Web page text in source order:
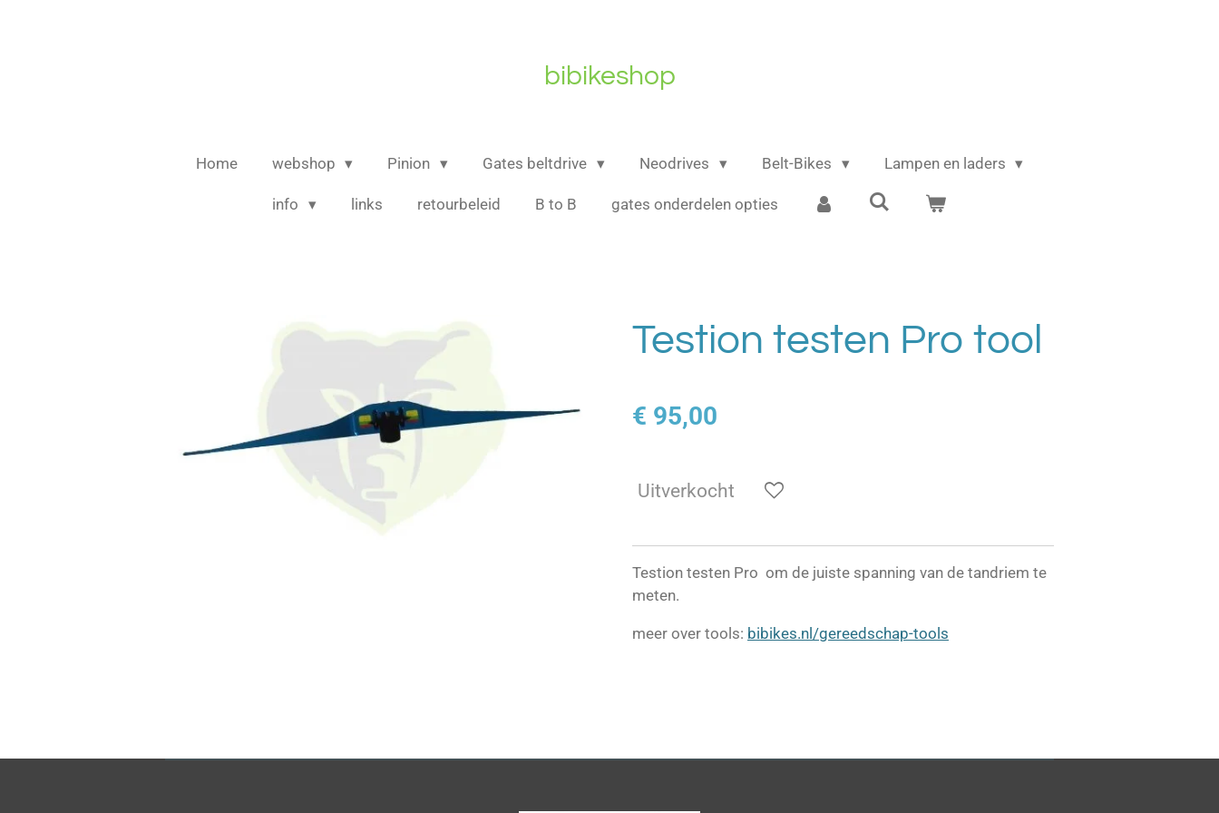
bibikeshop
Home webshop Pinion Gates beltdrive Neodrives Belt-Bikes Lampen en laders
info links retourbeleid B to B gates onderdelen opties
Testion testen Pro tool
€ 95,00
Uitverkocht
Testion testen Pro om de juiste spanning van de tandriem te
meten.
meer over tools: bibikes.nl/gereedschap-tools